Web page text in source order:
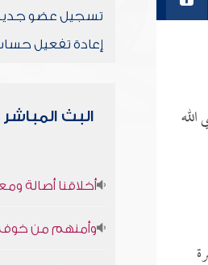
تسجيل عضو
إعادة تفعيل
البث المباشر
أخلاقنا أصالة
وأمنهم من خوف